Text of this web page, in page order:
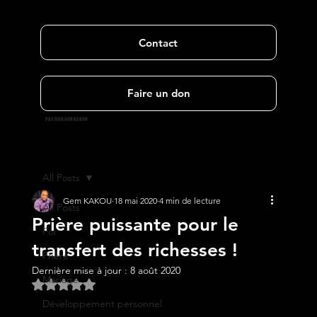
PASTEUR GEM KAKOU
Faire un don
Contact
All Posts
Foi
Prière
Mariage
Développement personnel
All Posts
Prière puissante pour le
transfert des richesses !
Gem KAKOU 18 mai 2020 4 min de lecture
Dernière mise à jour : 8 août 2020
Noté NaN étoiles sur 5.